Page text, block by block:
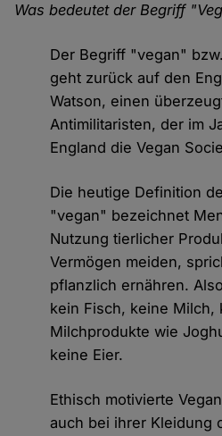
Was bedeutet der Begriff
Der Begriff "vegan"
geht zurück auf den
Watson, einen
Antimilitaristen, der im
England die Vegan
Die heutige Definition
"vegan" bezeichnet
Nutzung tierlicher
Vermögen meiden,
pflanzlich ernähren.
kein Fisch, keine Milch,
Milchprodukte wie
keine Eier.
Ethisch motivierte
auch bei ihrer Kleidung